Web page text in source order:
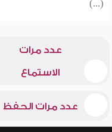
(...)
عدد مرات
الاستماع
عدد مرات الحفظ